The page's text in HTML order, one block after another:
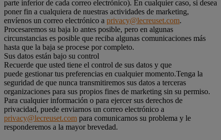
parte inferior de cada correo electrónico). En cualquier caso, si desea
poner fin a cualquiera de nuestras actividades de marketing,
envíenos un correo electrónico a privacy@lecreuset.com.
Procesaremos su baja lo antes posible, pero en algunas
circunstancias es posible que reciba algunas comunicaciones más
hasta que la baja se procese por completo.
Sus datos están bajo su control
Recuerde que usted tiene el control de sus datos y que
puede gestionar tus preferencias en cualquier momento.Tenga la
seguridad de que nunca transmitiremos sus datos a terceras
organizaciones para sus propios fines de marketing sin su permiso.
Para cualquier información o para ejercer sus derechos de
privacidad, puede enviarnos un correo electrónico a
privacy@lecreuset.com para comunicarnos su problema y le
responderemos a la mayor brevedad.